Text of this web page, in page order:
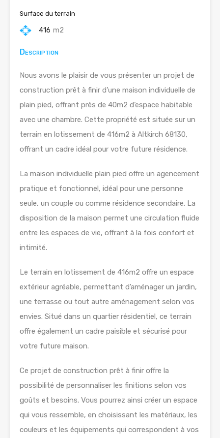
Surface du terrain
416 m2
Description
Nous avons le plaisir de vous présenter un projet de
construction prêt à finir d’une maison individuelle de
plain pied, offrant près de 40m2 d’espace habitable
avec une chambre. Cette propriété est située sur un
terrain en lotissement de 416m2 à Altkirch 68130,
offrant un cadre idéal pour votre future résidence.
La maison individuelle plain pied offre un agencement
pratique et fonctionnel, idéal pour une personne
seule, un couple ou comme résidence secondaire. La
disposition de la maison permet une circulation fluide
entre les espaces de vie, offrant à la fois confort et
intimité.
Le terrain en lotissement de 416m2 offre un espace
extérieur agréable, permettant d’aménager un jardin,
une terrasse ou tout autre aménagement selon vos
envies. Situé dans un quartier résidentiel, ce terrain
offre également un cadre paisible et sécurisé pour
votre future maison.
Ce projet de construction prêt à finir offre la
possibilité de personnaliser les finitions selon vos
goûts et besoins. Vous pourrez ainsi créer un espace
qui vous ressemble, en choisissant les matériaux, les
couleurs et les équipements qui correspondent à vos